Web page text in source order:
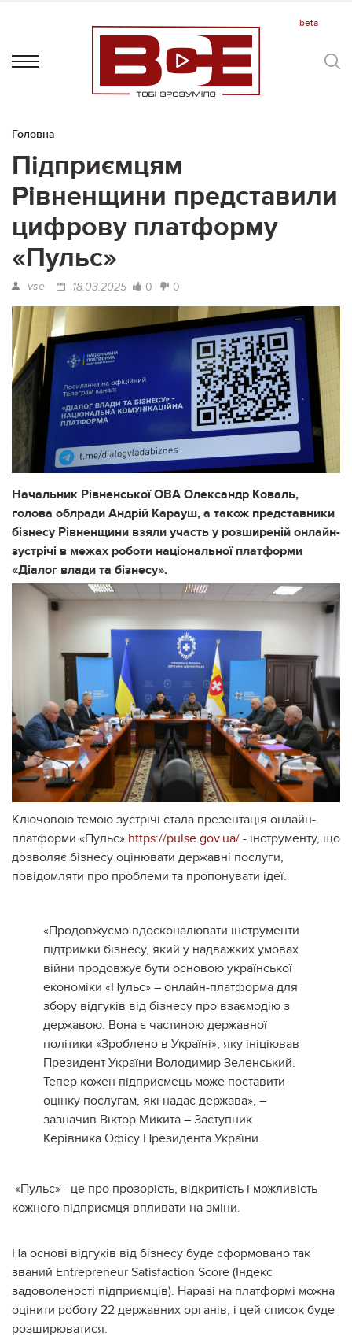
Головна
Підприємцям
Рівненщини представили
цифрову платформу
«Пульс»
vse 18.03.2025 0 0
Начальник Рівненської ОВА Олександр Коваль,
голова облради Андрій Карауш, а також представники
бізнесу Рівненщини взяли участь у розширеній онлайн-
зустрічі в межах роботи національної платформи
«Діалог влади та бізнесу».
Ключовою темою зустрічі стала презентація онлайн-
платформи «Пульс» https://pulse.gov.ua/ - інструменту, що
дозволяє бізнесу оцінювати державні послуги,
повідомляти про проблеми та пропонувати ідеї.
«Продовжуємо вдосконалювати інструменти
підтримки бізнесу, який у надважких умовах
війни продовжує бути основою української
економіки «Пульс» – онлайн-платформа для
збору відгуків від бізнесу про взаємодію з
державою. Вона є частиною державної
політики «Зроблено в Україні», яку ініціював
Президент України Володимир Зеленський.
Тепер кожен підприємець може поставити
оцінку послугам, які надає держава», –
зазначив Віктор Микита – Заступник
Керівника Офісу Президента України.
«Пульс» - це про прозорість, відкритість і можливість
кожного підприємця впливати на зміни.
На основі відгуків від бізнесу буде сформовано так
званий Entrepreneur Satisfaction Score (Індекс
задоволеності підприємців). Наразі на платформі можна
оцінити роботу 22 державних органів, і цей список буде
розширюватися.